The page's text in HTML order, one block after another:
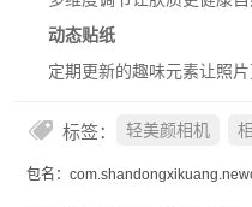
动态贴纸
定期更新的趣味元素让照
标签： 轻美颜相机
包名：